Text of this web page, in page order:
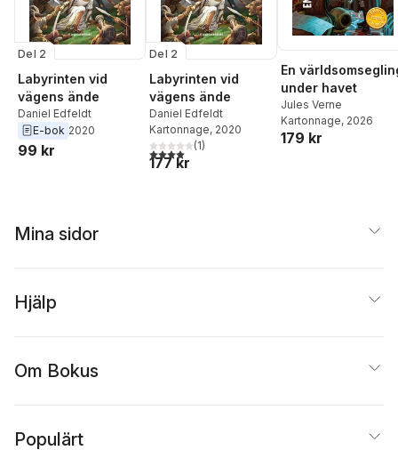
Del 2
Labyrinten vid
vägens ände
Daniel Edfeldt
E-bok 2020
99 kr
Del 2
Labyrinten vid
vägens ände
Daniel Edfeldt
Kartonnage, 2020
4,0utav 5 stjärnor. Totalt antal röster:
(1)
177 kr
En
under havet
Jules Verne
Kartonnage, 2026
179 kr
Mina sidor
Hjälp
Om Bokus
Populärt